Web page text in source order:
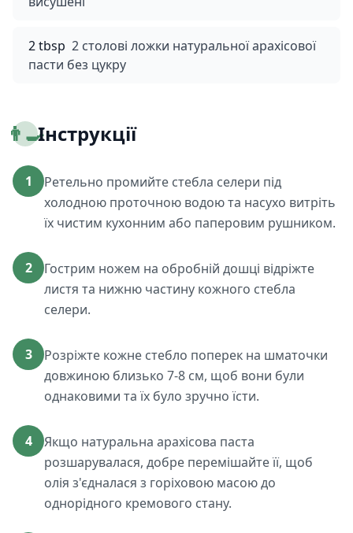
2 tbsp 2 столові ложки натуральної арахісової
пасти без цукру
👨‍🍳Інструкції
1
Ретельно промийте стебла селери під
холодною проточною водою та насухо витріть
їх чистим кухонним або паперовим рушником.
2
Гострим ножем на обробній дошці відріжте
листя та нижню частину кожного стебла
селери.
3
Розріжте кожне стебло поперек на шматочки
довжиною близько 7-8 см, щоб вони були
однаковими та їх було зручно їсти.
4
Якщо натуральна арахісова паста
розшарувалася, добре перемішайте її, щоб
олія з'єдналася з горіховою масою до
однорідного кремового стану.